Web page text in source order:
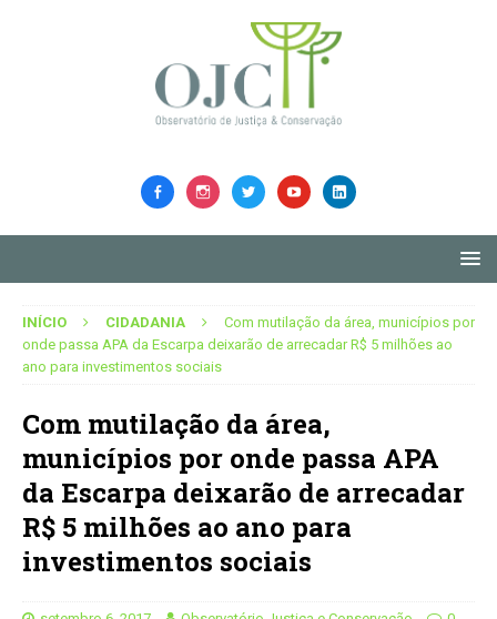
INÍCIO CIDADANIA
Com mutilação da área, municípios por
onde passa APA da Escarpa deixarão de arrecadar R$ 5 milhões ao
ano para investimentos sociais
Com mutilação da área,
municípios por onde passa APA
da Escarpa deixarão de arrecadar
R$ 5 milhões ao ano para
investimentos sociais